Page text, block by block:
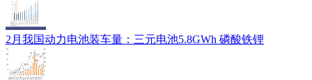
2月我国动力电池装车量：三元电池5.8GWh 磷酸铁锂